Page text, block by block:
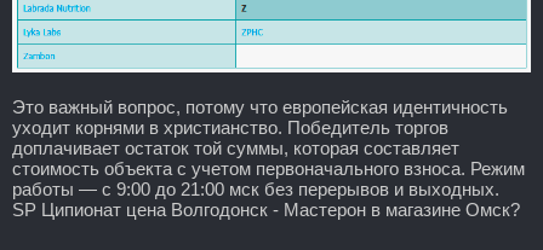
Это важный вопрос, потому что европейская идентичность
уходит корнями в христианство. Победитель торгов
доплачивает остаток той суммы, которая составляет
стоимость объекта с учетом первоначального взноса. Режим
работы — с 9:00 до 21:00 мск без перерывов и выходных.
SP Ципионат цена Волгодонск - Мастерон в магазине Омск?